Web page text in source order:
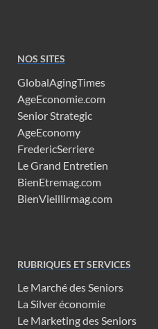
NOS SITES
GlobalAgingTimes
AgeEconomie.com
Senior Strategic
AgeEconomy
FredericSerriere
Le Grand Entretien
BienEtremag.com
BienVieillirmag.com
RUBRIQUES ET SERVICES
Le Marché des Seniors
La Silver économie
Le Marketing des Seniors